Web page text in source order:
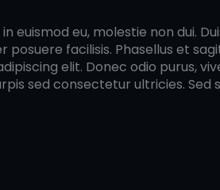
eu, molestie non dui.
facilisis. Phasellus et
elit. Donec odio purus,
sed consectetur ultricies. Sed